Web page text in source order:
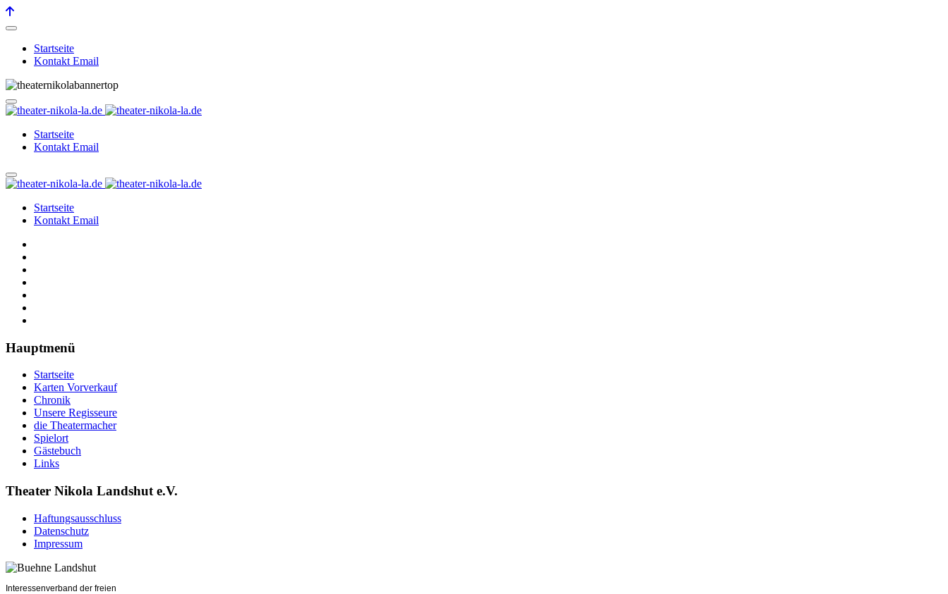
Startseite
Kontakt Email
Startseite
Kontakt Email
Startseite
Kontakt Email
Hauptmenü
Startseite
Karten Vorverkauf
Chronik
Unsere Regisseure
die Theatermacher
Spielort
Gästebuch
Links
Theater Nikola Landshut e.V.
Haftungsausschluss
Datenschutz
Impressum
Interessenverband der freien